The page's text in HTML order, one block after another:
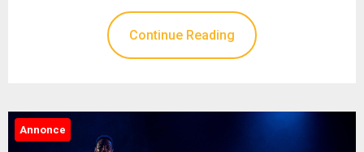
Continue Reading
Annonce